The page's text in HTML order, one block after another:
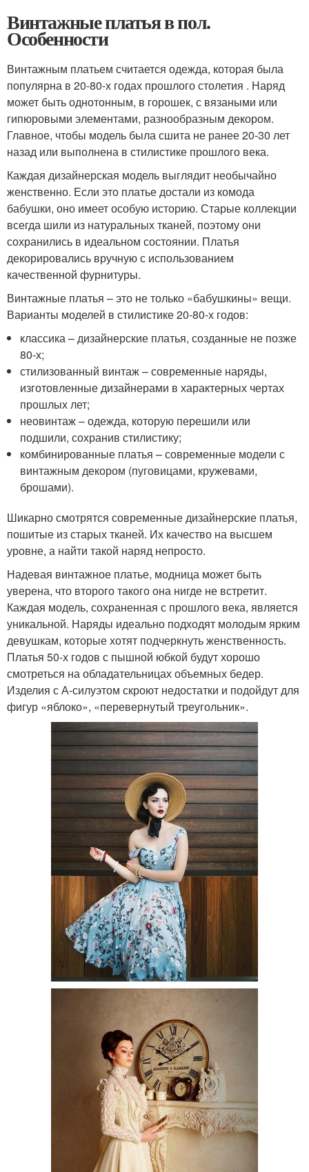
Винтажные платья в пол.
Особенности
Винтажным платьем считается одежда, которая была
популярна в 20-80-х годах прошлого столетия . Наряд
может быть однотонным, в горошек, с вязаными или
гипюровыми элементами, разнообразным декором.
Главное, чтобы модель была сшита не ранее 20-30 лет
назад или выполнена в стилистике прошлого века.
Каждая дизайнерская модель выглядит необычайно
женственно. Если это платье достали из комода
бабушки, оно имеет особую историю. Старые коллекции
всегда шили из натуральных тканей, поэтому они
сохранились в идеальном состоянии. Платья
декорировались вручную с использованием
качественной фурнитуры.
Винтажные платья – это не только «бабушкины» вещи.
Варианты моделей в стилистике 20-80-х годов:
классика – дизайнерские платья, созданные не позже
80-х;
стилизованный винтаж – современные наряды,
изготовленные дизайнерами в характерных чертах
прошлых лет;
неовинтаж – одежда, которую перешили или
подшили, сохранив стилистику;
комбинированные платья – современные модели с
винтажным декором (пуговицами, кружевами,
брошами).
Шикарно смотрятся современные дизайнерские платья,
пошитые из старых тканей. Их качество на высшем
уровне, а найти такой наряд непросто.
Надевая винтажное платье, модница может быть
уверена, что второго такого она нигде не встретит.
Каждая модель, сохраненная с прошлого века, является
уникальной. Наряды идеально подходят молодым ярким
девушкам, которые хотят подчеркнуть женственность.
Платья 50-х годов с пышной юбкой будут хорошо
смотреться на обладательницах объемных бедер.
Изделия с А-силуэтом скроют недостатки и подойдут для
фигур «яблоко», «перевернутый треугольник».